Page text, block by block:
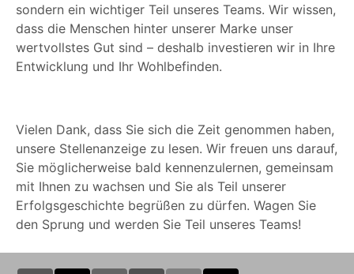
sondern ein wichtiger Teil unseres Teams. Wir wissen,
dass die Menschen hinter unserer Marke unser
wertvollstes Gut sind – deshalb investieren wir in Ihre
Entwicklung und Ihr Wohlbefinden.
Vielen Dank, dass Sie sich die Zeit genommen haben,
unsere Stellenanzeige zu lesen. Wir freuen uns darauf,
Sie möglicherweise bald kennenzulernen, gemeinsam
mit Ihnen zu wachsen und Sie als Teil unserer
Erfolgsgeschichte begrüßen zu dürfen. Wagen Sie
den Sprung und werden Sie Teil unseres Teams!